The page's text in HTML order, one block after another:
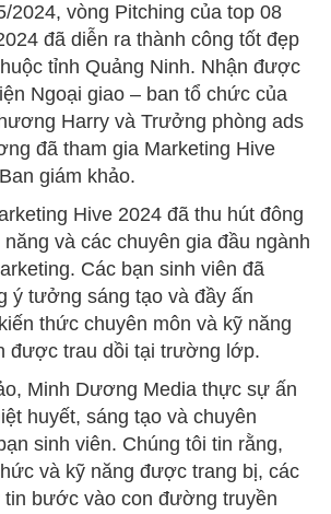
2024, vòng Pitching của top 08
đã diễn ra thành công tốt đẹp
tỉnh Quảng Ninh. Nhận được
Ngoại giao – ban tổ chức của
Harry và Trưởng phòng ads
đã tham gia Marketing Hive
giám khảo.
Hive 2024 đã thu hút đông
và các chuyên gia đầu ngành
Các bạn sinh viên đã
ý tưởng sáng tạo và đầy ấn
thức chuyên môn và kỹ năng
được trau dồi tại trường lớp.
Minh Dương Media thực sự ấn
huyết, sáng tạo và chuyên
sinh viên. Chúng tôi tin rằng,
và kỹ năng được trang bị, các
tin bước vào con đường truyền